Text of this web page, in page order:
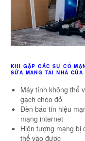
KHI GẶP CÁC SỰ CỐ
SỬA MẠNG TẠI NHÀ CỦA
Máy tính không thể
gạch chéo đỏ
Đèn báo tín hiệu
mạng internet
Hiện tượng mạng bị
thể vào được